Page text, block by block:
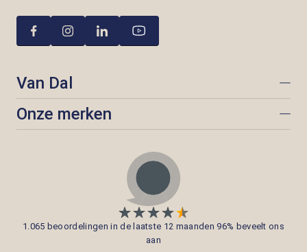
Van Dal
Onze merken
1.065 beoordelingen in de laatste 12 maanden 96% beveelt ons
aan